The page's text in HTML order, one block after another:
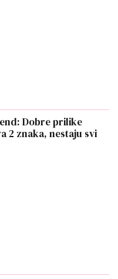
Dobre prilike
2 znaka, nestaju svi